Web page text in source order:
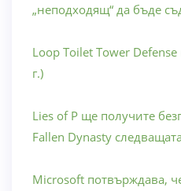
„неподходящ“ да бъде
Loop Toilet Tower
г.)
Lies of P ще получите
Fallen Dynasty
Microsoft потвърждава,